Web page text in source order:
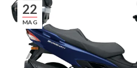
22
MAG